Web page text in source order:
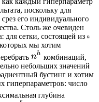
поскольку для
его индивидуального
Столь же очевиден
для сетки, состоящей из
мы хотим
комбинаций,
небольших значений
бустинг и хотим
гиперпараметров: число
глубина